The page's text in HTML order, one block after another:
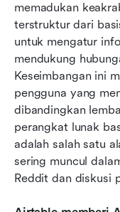
memadukan
terstruktur dari
untuk mengatur
mendukung
Keseimbangan ini
pengguna yang
dibandingkan
perangkat lunak
adalah salah satu
sering muncul
Reddit dan diskusi